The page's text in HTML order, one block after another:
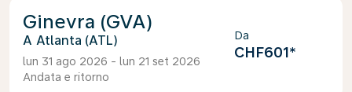
Ginevra (GVA)
Atlanta (ATL)
lun 31 ago 2026 - lun 21 set 2026
Andata e ritorno
Da
CHF601*